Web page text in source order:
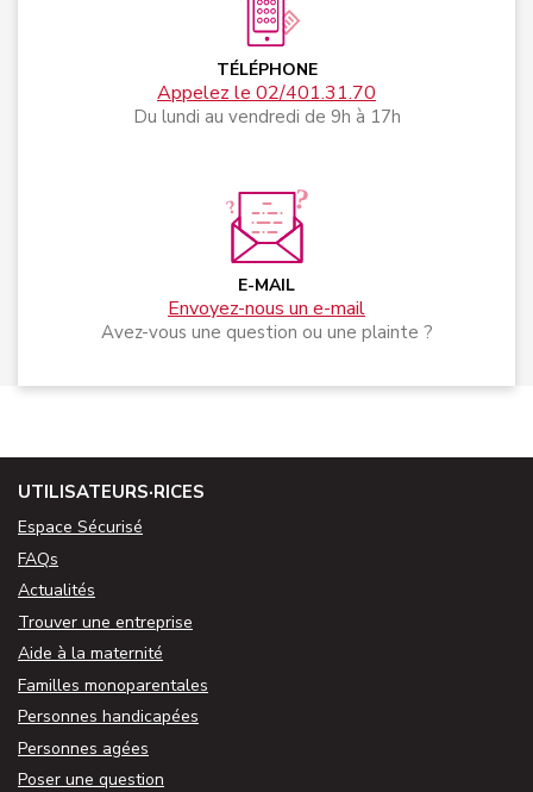
TÉLÉPHONE
Appelez le 02/401.31.70
Du lundi au vendredi de 9h à 17h
E-MAIL
Envoyez-nous un e-mail
Avez-vous une question ou une plainte ?
UTILISATEURS·RICES
Espace Sécurisé
FAQs
Actualités
Trouver une entreprise
Aide à la maternité
Familles monoparentales
Personnes handicapées
Personnes agées
Poser une question